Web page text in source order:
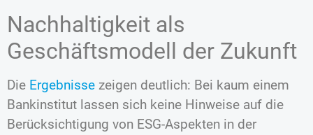
Nachhaltigkeit als
Geschäftsmodell der Zukunft
Die Ergebnisse zeigen deutlich: Bei kaum einem
Bankinstitut lassen sich keine Hinweise auf die
Berücksichtigung von ESG-Aspekten in der